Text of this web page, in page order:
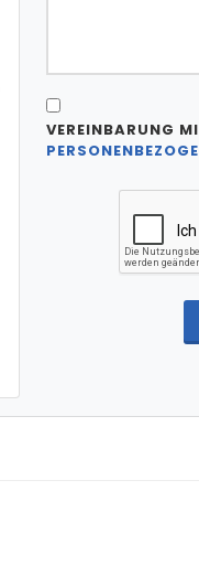
VEREINBARUNG